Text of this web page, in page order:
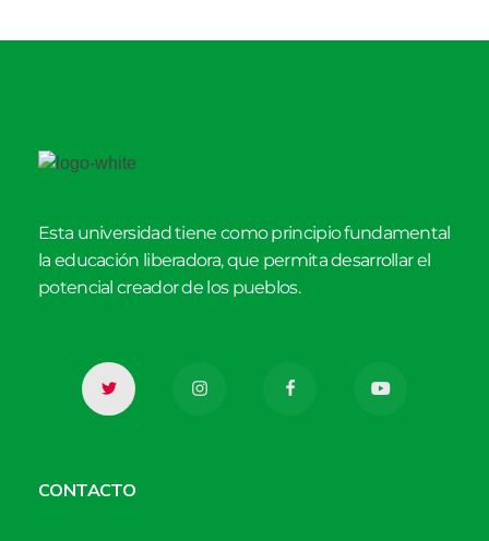
Esta universidad tiene como principio fundamental
la educación liberadora, que permita desarrollar el
potencial creador de los pueblos.
CONTACTO